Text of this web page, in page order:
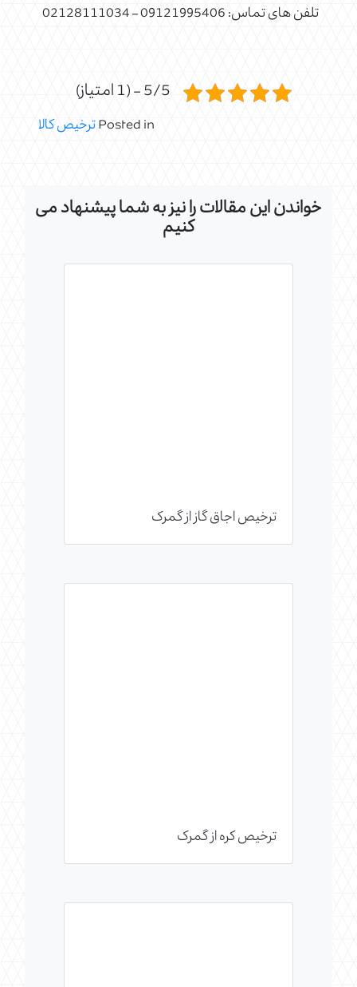
تلفن های تماس: 09121995406 – 02128111034
5/5 - (1 امتیاز)
Posted inترخیص کالا
خواندن این مقالات را نیز به شما پیشنهاد می
کنیم
ترخیص اجاق گاز از گمرک
ترخیص کره از گمرک